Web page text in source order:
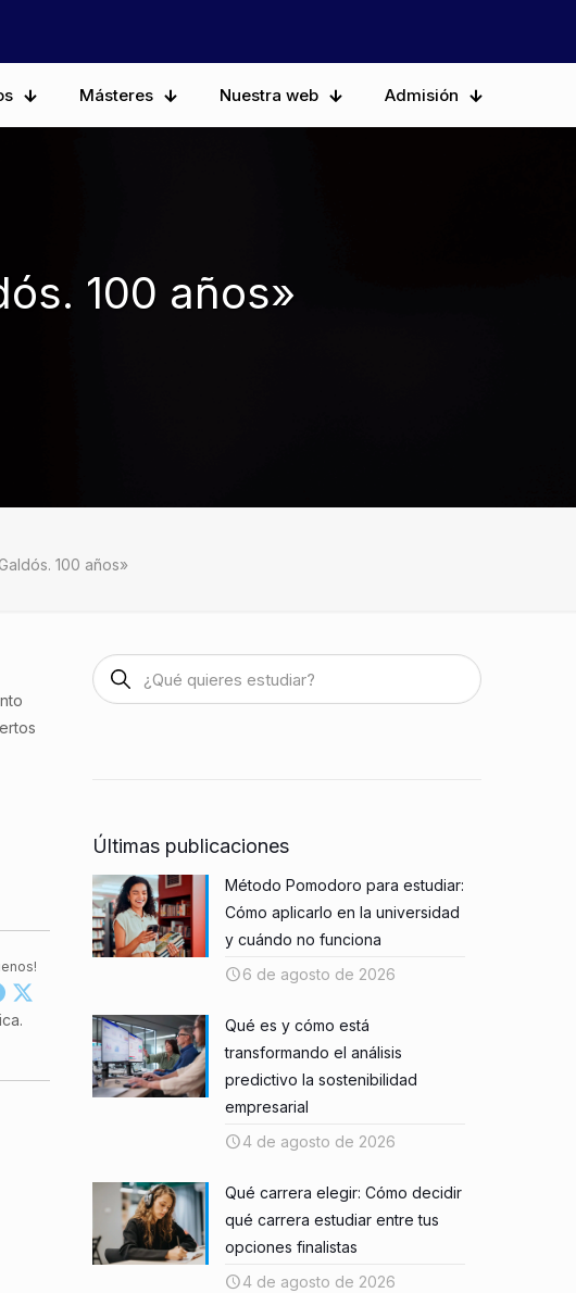
Másteres Nuestra web Admisión
100 años»
100 años»
Últimas publicaciones
Método Pomodoro para estudiar:
Cómo aplicarlo en la universidad
y cuándo no funciona
6 de agosto de 2026
Qué es y cómo está
transformando el análisis
predictivo la sostenibilidad
empresarial
4 de agosto de 2026
Qué carrera elegir: Cómo decidir
qué carrera estudiar entre tus
opciones finalistas
4 de agosto de 2026